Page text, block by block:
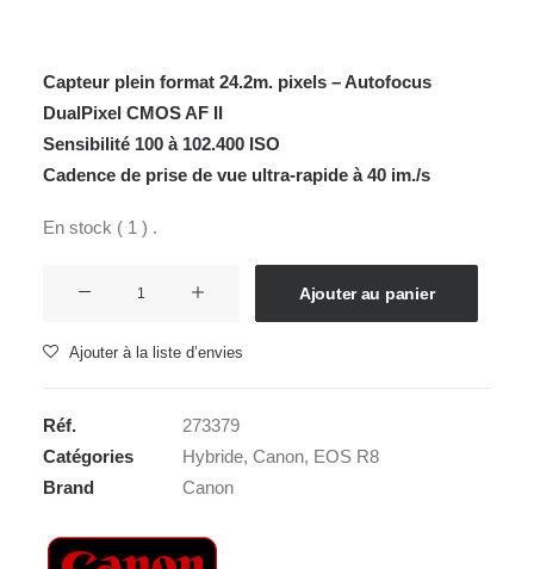
Capteur plein format 24.2m. pixels – Autofocus
DualPixel CMOS AF II
Sensibilité 100 à 102.400 ISO
Cadence de prise de vue ultra-rapide à 40 im./s
En stock ( 1 ) .
CANON
+
RF
24-
3,5-
Ajouter au panier
Ajouter à la liste d’envies
Réf.
273379
Catégories
Hybride, Canon, EOS R8
Brand
Canon